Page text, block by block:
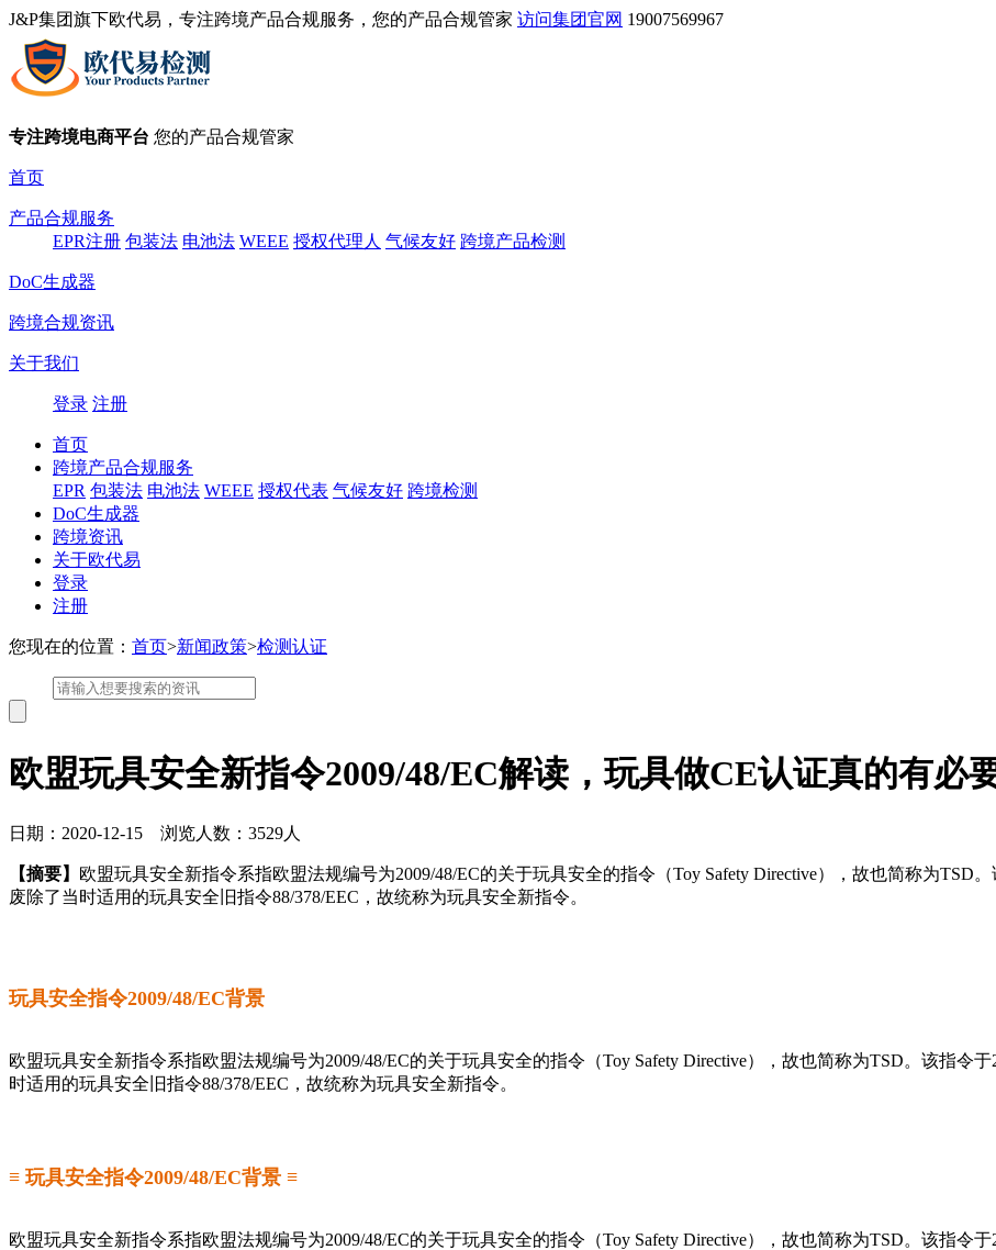
J&P集团旗下欧代易，专注跨境产品合规服务，您的产品合规管家 访问集团官网 19007569967
专注跨境电商平台 您的产品合规管家
首页
产品合规服务
EPR注册 包装法 电池法 WEEE 授权代理人 气候友好 跨境产品检测
DoC生成器
跨境合规资讯
关于我们
登录 注册
首页
跨境产品合规服务
EPR 包装法 电池法 WEEE 授权代表 气候友好 跨境检测
DoC生成器
跨境资讯
关于欧代易
登录
注册
您现在的位置： 首页>新闻政策>检测认证
欧盟玩具安全新指令2009/48/EC解读，玩具做CE认证真的有必
日期：2020-12-15 浏览人数：3529人
【摘要】 欧盟玩具安全新指令系指欧盟法规编号为2009/48/EC的关于玩具安全的指令（Toy Safety Directive），故也简称为TSD
废除了当时适用的玩具安全旧指令88/378/EEC，故统称为玩具安全新指令。
玩具安全指令2009/48/EC背景
欧盟玩具安全新指令系指欧盟法规编号为2009/48/EC的关于玩具安全的指令（Toy Safety Directive），故也简称为TSD。该指令
时适用的玩具安全旧指令88/378/EEC，故统称为玩具安全新指令。
≡ 玩具安全指令2009/48/EC背景 ≡
欧盟玩具安全新指令系指欧盟法规编号为2009/48/EC的关于玩具安全的指令（Toy Safety Directive），故也简称为TSD。该指令